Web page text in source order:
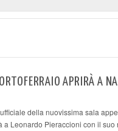
APRIRÀ A
della nuovissima sala
a Leonardo Pieraccioni con il